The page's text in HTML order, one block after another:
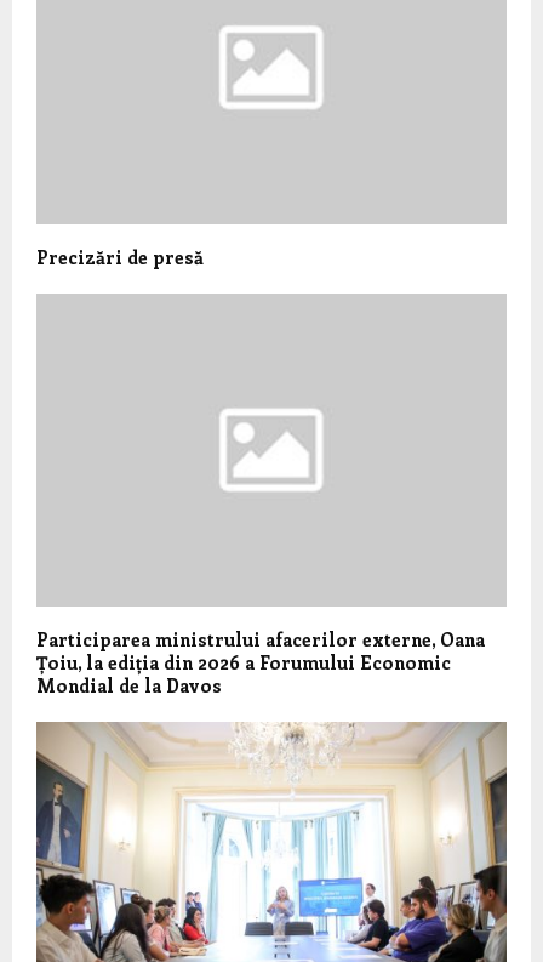
Precizări de presă
Participarea ministrului afacerilor externe, Oana
Țoiu, la ediția din 2026 a Forumului Economic
Mondial de la Davos